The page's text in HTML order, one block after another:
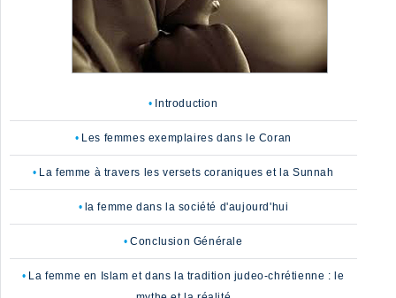
Introduction
Les femmes exemplaires dans le Coran
La femme à travers les versets coraniques et la Sunnah
la femme dans la société d'aujourd'hui
Conclusion Générale
La femme en Islam et dans la tradition judeo-chrétienne : le